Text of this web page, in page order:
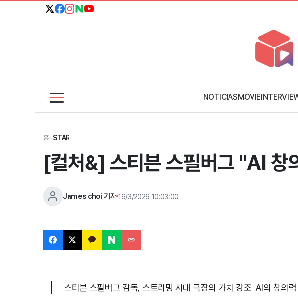
NOTICIASMOVIE
홈>STAR
[컬처&] 스티븐 스필버그 "AI 창
James choi 기자 16/3/2026 10:03:00
스티븐 스필버그 감독, 스트리밍 시대 극장의 가치 강조. AI의 창의